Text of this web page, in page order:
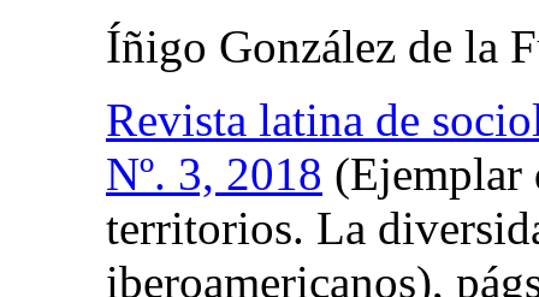
Íñigo González de la
Revista latina de
Nº. 3, 2018 (Ejemplar
territorios. La
iberoamericanos),